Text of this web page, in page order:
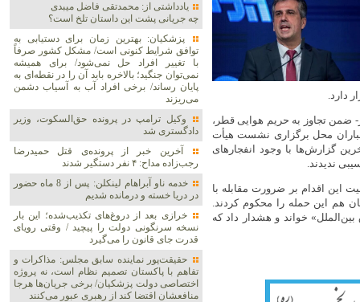
دارد.
رژیم صهیونیستی عصر سه‌شنبه- ۱۸ شهریور- ضمن تجاوز به حریم هوایی قطر،
محل برگزاری نشست هیأت
گزارش‌ها با وجود انفجارهای
ندیدند.
این اقدام بر ضرورت مقابله با
هم این حمله را محکوم کردند.
خواند و هشدار داد که
یادداشتی از: محمدتقی فاضل میبدی
چه جریانی پشت این داستان تلخ است؟
پزشکیان‌: بهترین زمان برای دستیابی به
توافق شرایط کنونی است/ مشکل کشور صرفاً
با تغییر افراد حل نمی‌شود/ برای همیشه
نمی‌توان جنگید؛ بالاخره باید آن را در نقطه‌ای به
پایان رساند/ برخی افراد آب به آسیاب دشمن
می‌ریزند
وکیل ترامپ در پرونده حق‌السکوت، وزیر
دادگستری شد
آخرین خبر از پرونده‌ی قتل حمیدرضا
رجب‌زاده مداح: ۴ نفر دستگیر شدند
خدمه ناو آبراهام لینکلن: پس از 8 ماه حضور
در دریا خسته و درمانده‌ شدیم
خرازی بعد از دروغ‌های تکذیب‌شده؛ این بار
نسخه سرنگونی دولت را پیچید / وقتی رویای
قدرت جای قانون را می‌گیرد
حقیقت‌پور نماینده سابق مجلس: مذاکرات و
تفاهم با پاکستان تصمیم نظام است، نه پروژه
اختصاصی دولت پزشکیان/ برخی جریان‌ها هرجا
منافعشان اقتضا کند از رهبری عبور می‌کنند